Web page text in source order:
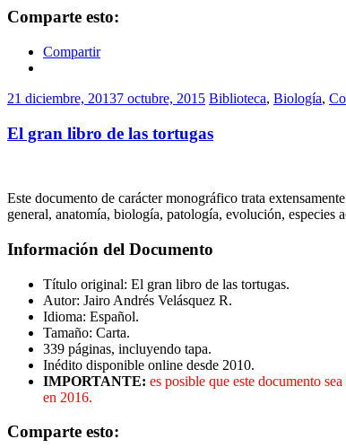
Comparte esto:
Compartir
21 diciembre, 20137 octubre, 2015 Biblioteca, Biología,
El gran libro de las tortugas
Este documento de carácter monográfico trata
general, anatomía, biología, patología, evolución, especies
Información del Documento
Título original: El gran libro de las tortugas.
Autor: Jairo Andrés Velásquez R.
Idioma: Español.
Tamaño: Carta.
339 páginas, incluyendo tapa.
Inédito disponible online desde 2010.
IMPORTANTE: es posible que este documento sea
en 2016.
Comparte esto: